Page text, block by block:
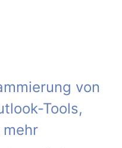
von
Tools,
mehr